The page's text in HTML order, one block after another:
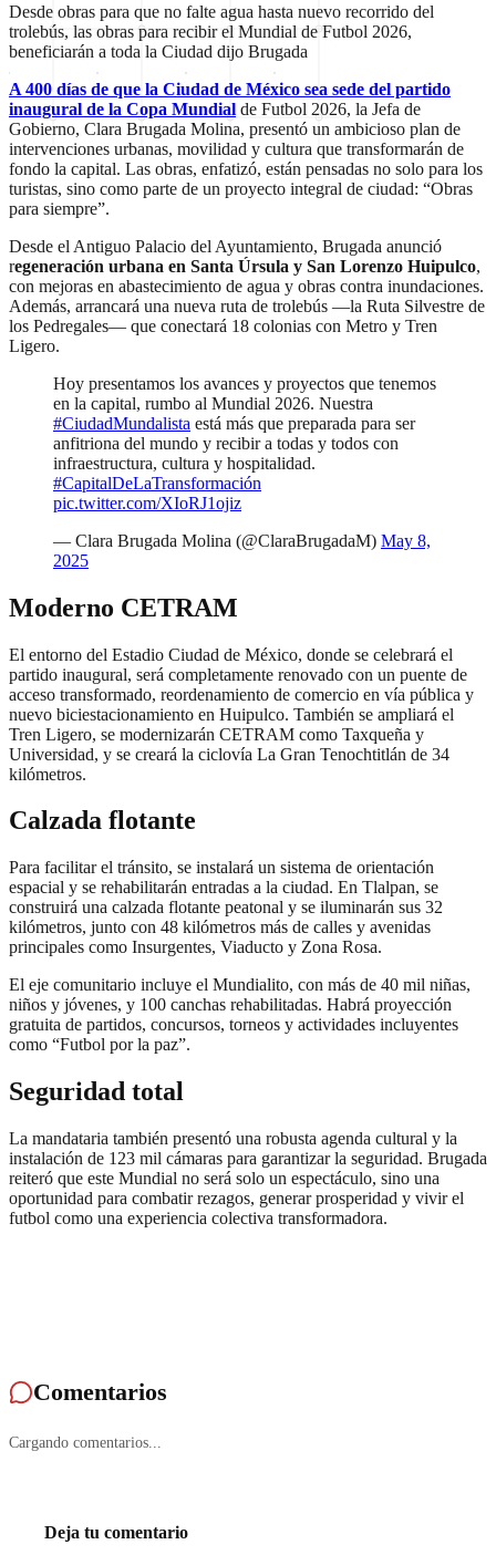
Desde obras para que no falte agua hasta nuevo recorrido del
trolebús, las obras para recibir el Mundial de Futbol 2026,
beneficiarán a toda la Ciudad dijo Brugada
A 400 días de que la Ciudad de México sea sede del partido
inaugural de la Copa Mundial de Futbol 2026, la Jefa de
Gobierno, Clara Brugada Molina, presentó un ambicioso plan de
intervenciones urbanas, movilidad y cultura que transformarán de
fondo la capital. Las obras, enfatizó, están pensadas no solo para los
turistas, sino como parte de un proyecto integral de ciudad: “Obras
para siempre”.
Desde el Antiguo Palacio del Ayuntamiento, Brugada anunció
regeneración urbana en Santa Úrsula y San Lorenzo Huipulco,
con mejoras en abastecimiento de agua y obras contra inundaciones.
Además, arrancará una nueva ruta de trolebús —la Ruta Silvestre de
los Pedregales— que conectará 18 colonias con Metro y Tren
Ligero.
Hoy presentamos los avances y proyectos que tenemos
en la capital, rumbo al Mundial 2026. Nuestra
#CiudadMundalista está más que preparada para ser
anfitriona del mundo y recibir a todas y todos con
infraestructura, cultura y hospitalidad.
#CapitalDeLaTransformación
pic.twitter.com/XIoRJ1ojiz
— Clara Brugada Molina (@ClaraBrugadaM) May 8,
2025
Moderno CETRAM
El entorno del Estadio Ciudad de México, donde se celebrará el
partido inaugural, será completamente renovado con un puente de
acceso transformado, reordenamiento de comercio en vía pública y
nuevo biciestacionamiento en Huipulco. También se ampliará el
Tren Ligero, se modernizarán CETRAM como Taxqueña y
Universidad, y se creará la ciclovía La Gran Tenochtitlán de 34
kilómetros.
Calzada flotante
Para facilitar el tránsito, se instalará un sistema de orientación
espacial y se rehabilitarán entradas a la ciudad. En Tlalpan, se
construirá una calzada flotante peatonal y se iluminarán sus 32
kilómetros, junto con 48 kilómetros más de calles y avenidas
principales como Insurgentes, Viaducto y Zona Rosa.
El eje comunitario incluye el Mundialito, con más de 40 mil niñas,
niños y jóvenes, y 100 canchas rehabilitadas. Habrá proyección
gratuita de partidos, concursos, torneos y actividades incluyentes
como “Futbol por la paz”.
Seguridad total
La mandataria también presentó una robusta agenda cultural y la
instalación de 123 mil cámaras para garantizar la seguridad. Brugada
reiteró que este Mundial no será solo un espectáculo, sino una
oportunidad para combatir rezagos, generar prosperidad y vivir el
futbol como una experiencia colectiva transformadora.
Comentarios
Cargando comentarios...
Deja tu comentario